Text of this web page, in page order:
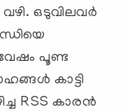
ഒടുവിലവര്‍
പൂണ്ട
കാട്ടി
RSS കാരന്‍